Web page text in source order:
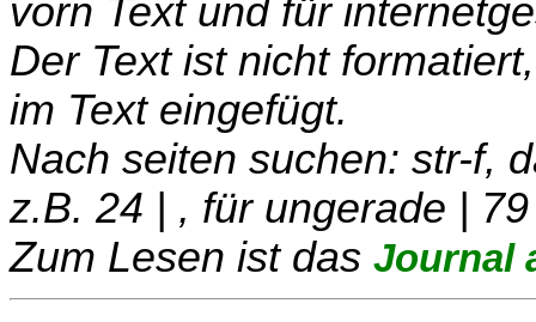
vorn Text und für
Der Text ist nicht
im Text eingefügt.
Nach seiten suchen: str-f,
z.B. 24 | , für ungerade | 79
Zum Lesen ist das Journal